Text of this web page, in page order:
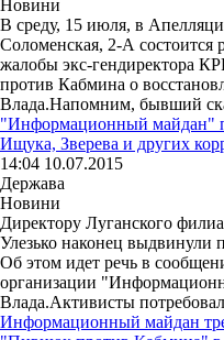
Новини
В среду, 15 июля, в
Соломенская, 2-А состоится
жалобы экс-гендиректора
против Кабмина о
Влада.Напомним, бывший
"Информационный майдан"
Ищука, Зверева и других
14:04 10.07.2015
Держава
Новини
Директору Луганского
Улезько наконец выдвинули
Об этом идет речь в
организации
Влада.Активисты
Информационный майдан